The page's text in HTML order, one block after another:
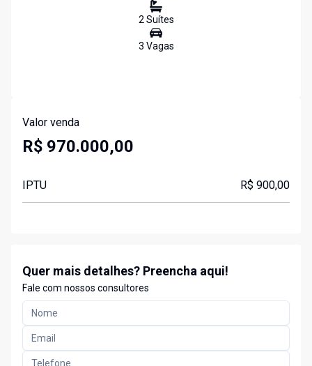
2Suítes
3 Vagas
Valor venda
R$ 970.000,00
IPTU R$ 900,00
Quer mais detalhes? Preencha aqui!
Fale com nossos consultores